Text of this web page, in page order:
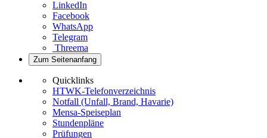
LinkedIn
Facebook
WhatsApp
Telegram
Threema
Zum Seitenanfang
Quicklinks
HTWK-Telefonverzeichnis
Notfall (Unfall, Brand, Havarie)
Mensa-Speiseplan
Stundenpläne
Prüfungen